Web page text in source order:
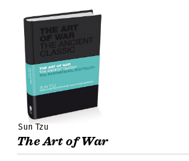
Sun Tzu
The Art of War